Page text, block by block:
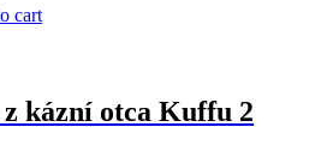
cart
kázní otca Kuffu 2